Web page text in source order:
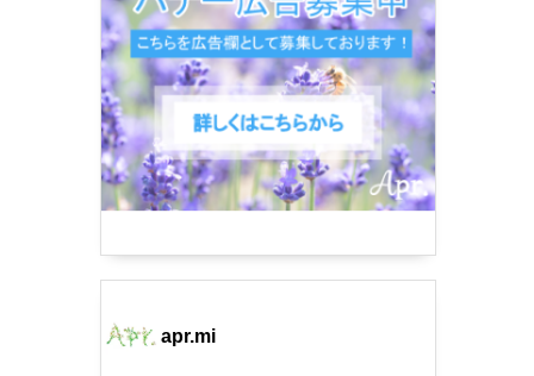
apr.mi